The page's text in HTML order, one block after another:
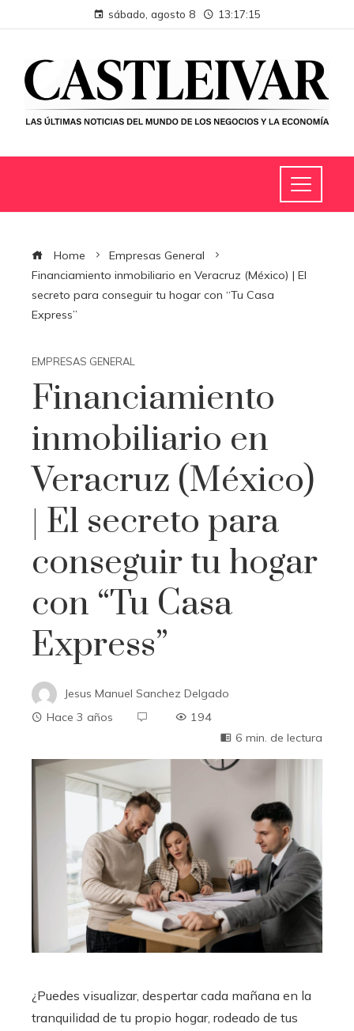
sábado, agosto 8 13:17:16
Home
Empresas General
Financiamiento inmobiliario en Veracruz (México) | El
secreto para conseguir tu hogar con “Tu Casa
Express”
EMPRESAS GENERAL
Financiamiento
inmobiliario en
Veracruz (México)
| El secreto para
conseguir tu hogar
con “Tu Casa
Express”
Jesus Manuel Sanchez Delgado
Hace 3 años
194
6 min. de lectura
¿Puedes visualizar, despertar cada mañana en la
tranquilidad de tu propio hogar, rodeado de tus